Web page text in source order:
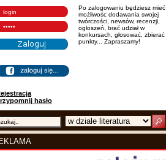
hasło
Po zalogowaniu będziesz mieć
możliwośc dodawania swojej
twórczości, newsów, recenzji,
ogłoszeń, brać udział w
konkursach, głosować, zbierać
punkty... Zapraszamy!